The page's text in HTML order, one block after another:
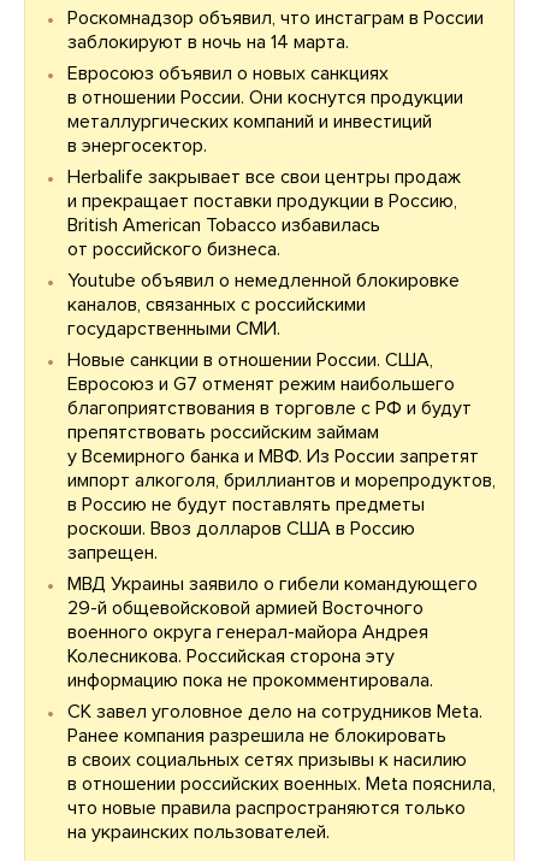
Роскомнадзор объявил, что инстаграм в России
заблокируют в ночь на 14 марта.
Евросоюз объявил о новых санкциях
в отношении России. Они коснутся продукции
металлургических компаний и инвестиций
в энергосектор.
Herbalife закрывает все свои центры продаж
и прекращает поставки продукции в Россию,
British American Tobacco избавилась
от российского бизнеса.
Youtube объявил о немедленной блокировке
каналов, связанных с российскими
государственными СМИ.
Новые санкции в отношении России. США,
Евросоюз и G7 отменят режим наибольшего
благоприятствования в торговле с РФ и будут
препятствовать российским займам
у Всемирного банка и МВФ. Из России запретят
импорт алкоголя, бриллиантов и морепродуктов,
в Россию не будут поставлять предметы
роскоши. Ввоз долларов США в Россию
запрещен.
МВД Украины заявило о гибели командующего
29-й общевойсковой армией Восточного
военного округа генерал-майора Андрея
Колесникова. Российская сторона эту
информацию пока не прокомментировала.
СК завел уголовное дело на сотрудников Meta.
Ранее компания разрешила не блокировать
в своих социальных сетях призывы к насилию
в отношении российских военных. Meta пояснила,
что новые правила распространяются только
на украинских пользователей.